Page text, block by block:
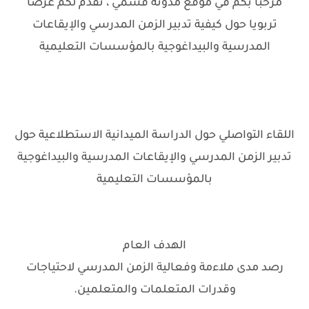
مرحبا بكم في موقع مدونة قسمي ، نقدم لكم عرضا
تربويا حول كيفية تدبير الزمن المدرسي والإيقاعات
المدرسية والبيداغوجية بالمؤسسات التعليمية
اللقاء التواصلي حول الدراسة الميدانية الاستطلاعية حول
تدبير الزمن المدرسي والإيقاعات المدرسية والبيداغوجية
بالمؤسسات التعليمية
الهدف العام
رصد مدى ملاءمة وفعالية الزمن المدرسي لاحتياجات
وقدرات المتعلمات والمتعلمين.